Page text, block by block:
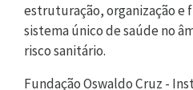
estruturação, organização e
sistema único de saúde no
risco sanitário.
Fundação Oswaldo Cruz -